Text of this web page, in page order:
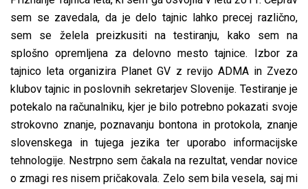
sem se zavedala, da je delo tajnic lahko precej različno,
sem se želela preizkusiti na testiranju, kako sem na
splošno opremljena za delovno mesto tajnice. Izbor za
tajnico leta organizira Planet GV z revijo ADMA in Zvezo
klubov tajnic in poslovnih sekretarjev Slovenije. Testiranje je
potekalo na računalniku, kjer je bilo potrebno pokazati svoje
strokovno znanje, poznavanju bontona in protokola, znanje
slovenskega in tujega jezika ter uporabo informacijske
tehnologije. Nestrpno sem čakala na rezultat, vendar novice
o zmagi res nisem pričakovala. Zelo sem bila vesela, saj mi